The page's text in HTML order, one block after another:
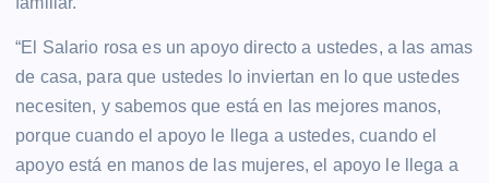
“El Salario rosa es un apoyo directo a ustedes, a las amas
de casa, para que ustedes lo inviertan en lo que ustedes
necesiten, y sabemos que está en las mejores manos,
porque cuando el apoyo le llega a ustedes, cuando el
apoyo está en manos de las mujeres, el apoyo le llega a